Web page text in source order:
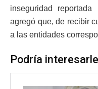
inseguridad
agregó que, de recibir
a las entidades
Podría